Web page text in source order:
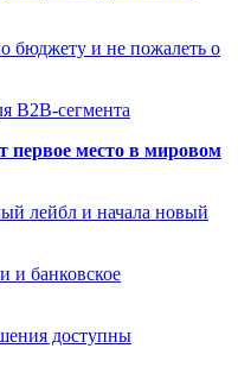
бюджету и не пожалеть о
B2B-сегмента
место в мировом
лейбл и начала новый
и банковское
доступны